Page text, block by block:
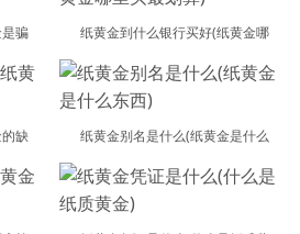
骗 纸黄金到什么银行买好(纸黄金哪
缺 纸黄金别名是什么(纸黄金是什么